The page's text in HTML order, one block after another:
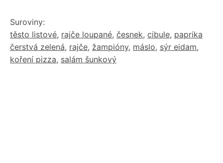
Suroviny:
těsto listové, rajče loupané, česnek, cibule, paprika
čerstvá zelená, rajče, žampióny, máslo, sýr eidam,
koření pizza, salám šunkový